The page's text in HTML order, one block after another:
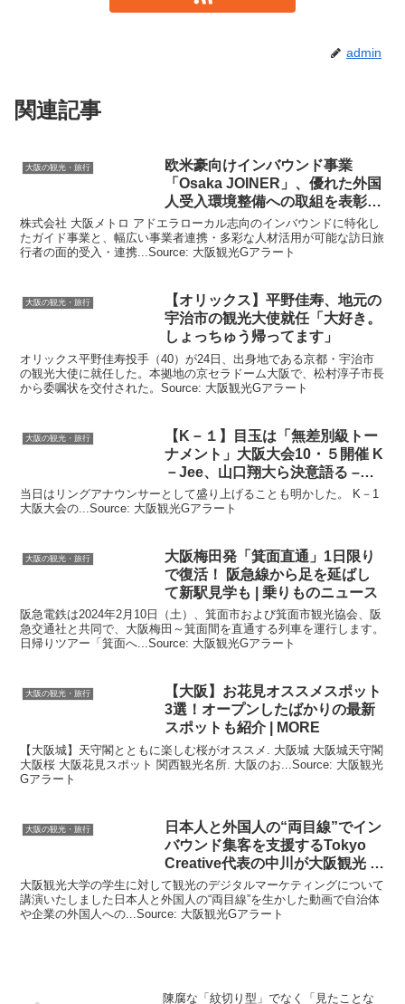
admin
関連記事
大阪の観光・旅行
欧米豪向けインバウンド事業
「Osaka JOINER」、優れた外国
人受入環境整備への取組を表彰す
る
株式会社 大阪メトロ アドエラローカル志向のインバウンドに特化し
たガイド事業と、幅広い事業者連携・多彩な人材活用が可能な訪日旅
行者の面的受入・連携...Source: 大阪観光Gアラート
大阪の観光・旅行
【オリックス】平野佳寿、地元の
宇治市の観光大使就任「大好き。
しょっちゅう帰ってます」
オリックス平野佳寿投手（40）が24日、出身地である京都・宇治市
の観光大使に就任した。本拠地の京セラドーム大阪で、松村淳子市長
から委嘱状を交付された。Source: 大阪観光Gアラート
大阪の観光・旅行
【K－１】目玉は「無差別級トー
ナメント」 大阪大会10・５開催 K
－Jee、山口翔大ら決意語る –
MSN
当日はリングアナウンサーとして盛り上げることも明かした。 K－1
大阪大会の...Source: 大阪観光Gアラート
大阪の観光・旅行 大阪梅田発「箕面直通」1日限り
で復活！ 阪急線から足を延ばし
て新駅見学も | 乗りものニュース
阪急電鉄は2024年2月10日（土）、箕面市および箕面市観光協会、阪
急交通社と共同で、大阪梅田～箕面間を直通する列車を運行します。
日帰りツアー「箕面へ...Source: 大阪観光Gアラート
大阪の観光・旅行 【大阪 】お花見オススメスポット
3選！オープンしたばかりの最新
スポットも紹介 | MORE
【大阪城】天守閣とともに楽しむ桜がオススメ. 大阪城 大阪城天守閣
大阪桜 大阪花見スポット 関西観光名所. 大阪のお...Source: 大阪観光
Gアラート
大阪の観光・旅行
日本人と外国人の“両目線”でイン
バウンド集客を支援するTokyo
Creative代表の中川が大阪観光 …
大阪観光大学の学生に対して観光のデジタルマーケティングについて
講演いたしました日本人と外国人の“両目線”を生かした動画で自治体
や企業の外国人への...Source: 大阪観光Gアラート
陳腐な「紋切り型」でなく「見たことな